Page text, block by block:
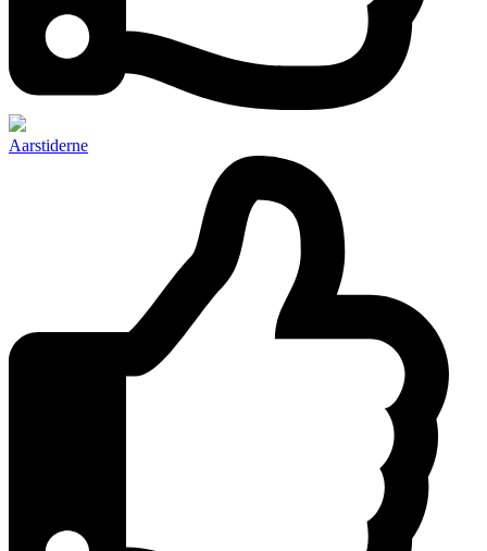
Aarstiderne